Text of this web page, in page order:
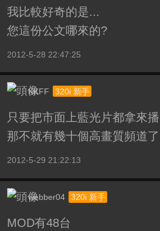
我比較好奇的是...
您這份公文哪來的?
2012-5-28 22:47:25
KKFF 320i 新手
只要把市面上藍光片都拿來
那不就有幾十個高畫質頻道了
2012-5-29 21:22:13
webber04 320i 新手
MOD有48台